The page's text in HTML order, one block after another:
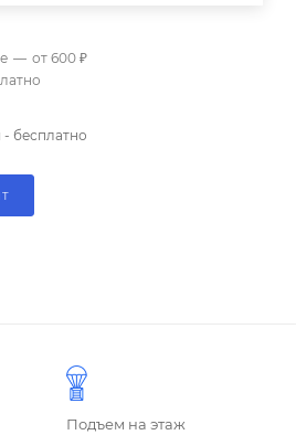
— от 600 ₽
бесплатно
Подъем на этаж